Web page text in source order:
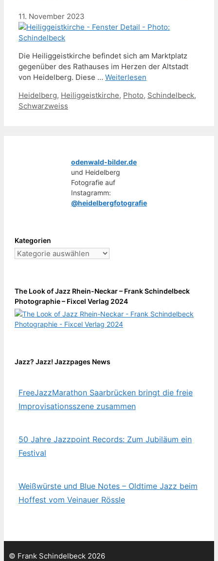
11. November 2023
Die Heiliggeistkirche befindet sich am Marktplatz
gegenüber des Rathauses im Herzen der Altstadt
von Heidelberg. Diese … Weiterlesen
Schlagwörter
Heidelberg, Heiliggeistkirche, Photo, Schindelbeck,
Schwarzweiss
odenwald-bilder.de
und Heidelberg
Fotografie auf
Instagramm:
@heidelbergfotografie
Kategorien
Kategorien
The Look of Jazz Rhein-Neckar – Frank Schindelbeck
Photographie – Fixcel Verlag 2024
Jazz? Jazz! Jazzpages News
FreeJazzMarathon Saarbrücken bringt die freie
Improvisationsszene zusammen
50 Jahre Jazzpoint Records: Zum Jubiläum ein
Festival
Weißwürste und Blue Notes – Oldtime Jazz beim
Hoffest vom Veinauer Rössle
© Frank Schindelbeck 2026